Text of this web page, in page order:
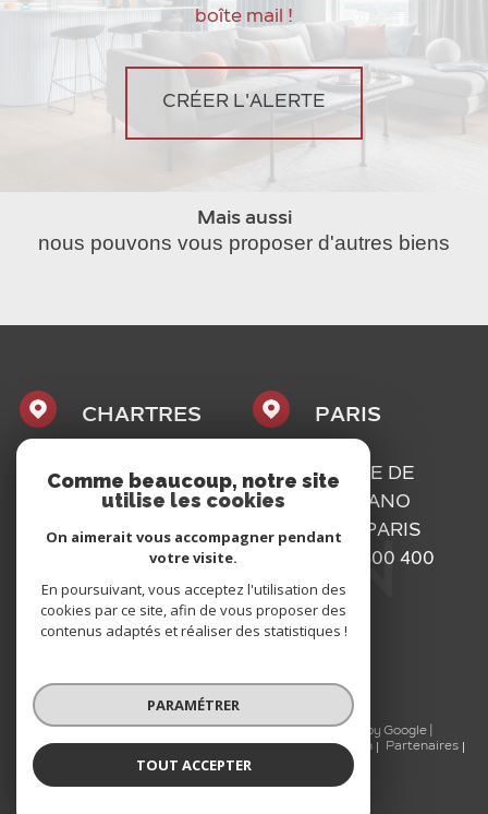
boîte mail !
CRÉER L'ALERTE
Mais aussi
nous pouvons vous proposer d'autres biens
CHARTRES
02 37 300 400
1, PLACE
MAURICE
CAZALIS
CHARTRES
PARIS
01 73 300 400
16, RUE DE
BASSANO
75116
PARIS
© 2026 | Tous droits réservés | Traduction powered by Google |
Nos honoraires
Plan du site Mentions légales Admin
Partenaires
Politique RGPD
Comme beaucoup, notre site
utilise les cookies
On aimerait vous accompagner pendant
votre visite.
En poursuivant, vous acceptez l'utilisation des
cookies par ce site, afin de vous proposer des
contenus adaptés et réaliser des statistiques !
PARAMÉTRER
TOUT ACCEPTER